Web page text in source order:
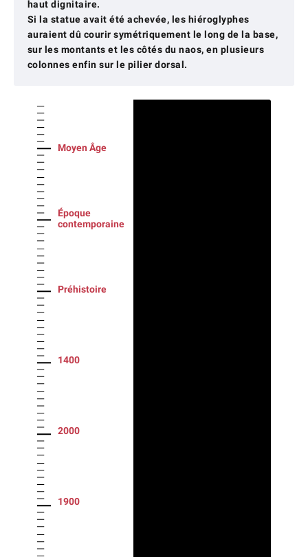
haut dignitaire.
Si la statue avait été achevée, les hiéroglyphes
auraient dû courir symétriquement le long de la base,
sur les montants et les côtés du naos, en plusieurs
colonnes enfin sur le pilier dorsal.
Moyen Âge
Époque
contemporaine
Préhistoire
1400
2000
1900